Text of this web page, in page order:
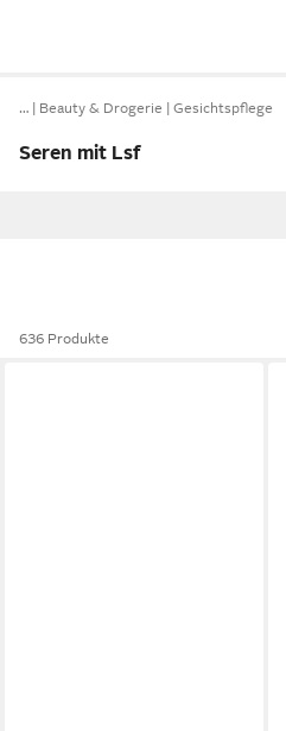
… Beauty & Drogerie Gesichtspflege
Seren mit Lsf
636 Produkte